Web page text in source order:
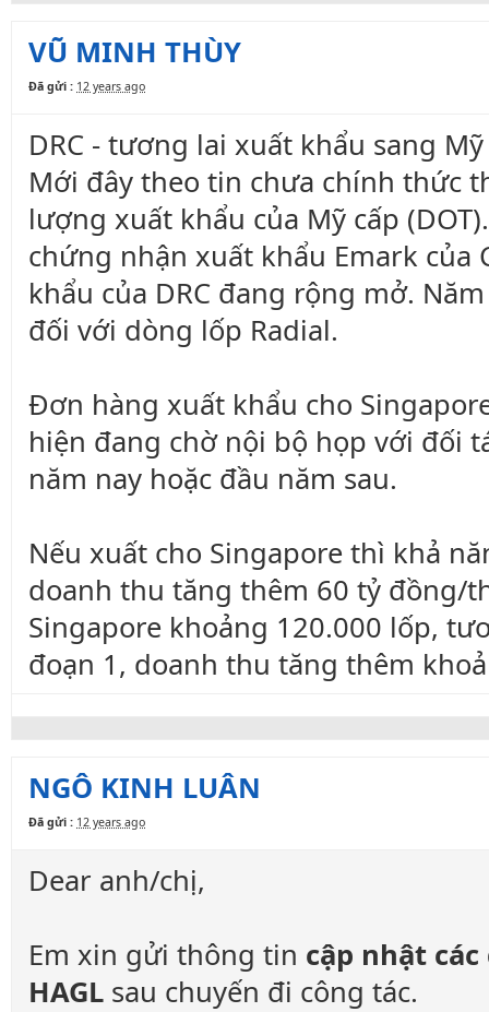
VŨ MINH THÙY
Đã gửi : 12 years ago
DRC - tương lai xuất khẩu sang Mỹ
Mới đây theo tin chưa chính thức
lượng xuất khẩu của Mỹ cấp
chứng nhận xuất khẩu Emark của
khẩu của DRC đang rộng mở.
đối với dòng lốp Radial.
Đơn hàng xuất khẩu cho
hiện đang chờ nội bộ họp với đối
năm nay hoặc đầu năm sau.
Nếu xuất cho Singapore thì khả
doanh thu tăng thêm 60 tỷ đồng/
Singapore khoảng 120.000 lốp,
đoạn 1, doanh thu tăng thêm
NGÔ KINH LUÂN
Đã gửi : 12 years ago
Dear anh/chị,
Em xin gửi thông tin cập nhật
HAGL sau chuyến đi công tác.